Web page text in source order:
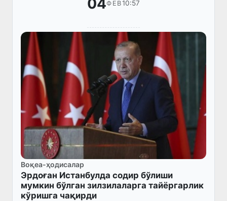
04ФЕВ10:57
Воқеа-ҳодисалар
Эрдоған Истанбулда содир бўлиши
мумкин бўлган зилзилаларга тайёргарлик
кўришга чақирди